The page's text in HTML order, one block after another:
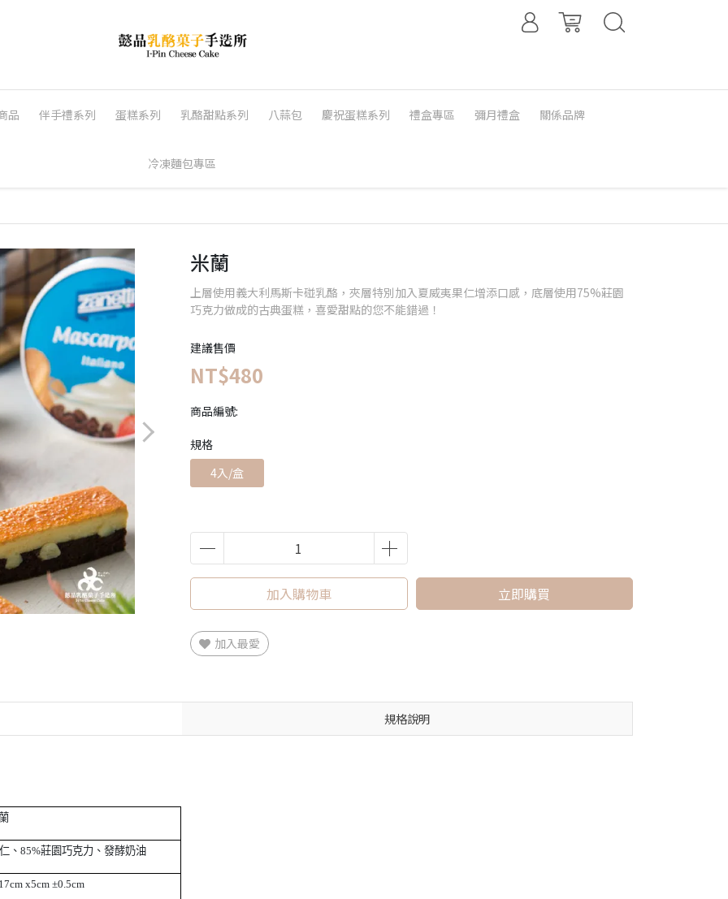
品 伴手禮系列 蛋糕系列 乳酪甜點系列 八蒜包 慶祝蛋糕系列 禮盒專區 彌月禮盒 關係品牌
冷凍麵包專區
米蘭
上層使用義大利馬斯卡碰乳酪，夾層特別加入夏威夷果仁增添口感，底層使用75%莊園
巧克力做成的古典蛋糕，喜愛甜點的您不能錯過！
建議售價
NT$480
商品編號:
規格
4入/盒
加入購物車 立即購買
加入最愛
規格說明
、85%莊園巧克力、發酵奶油
x5cm ±0.5cm